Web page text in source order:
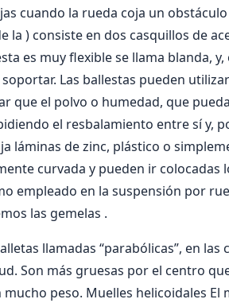
cuando la rueda coja un
la ) consiste en dos casquillos de
es muy flexible se llama blanda,
soportar. Las ballestas pueden
que el polvo o humedad, que
el resbalamiento entre sí­ y,
láminas de zinc, plástico o
curvada y pueden ir
empleado en la suspensión por
las gemelas .
llamadas “parabólicas”, en
Son más gruesas por el centro
peso. Muelles helicoidales